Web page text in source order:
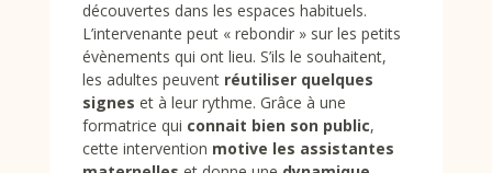
découvertes dans les espaces habituels.
L’intervenante peut « rebondir » sur les petits
évènements qui ont lieu. S’ils le souhaitent,
les adultes peuvent réutiliser quelques
signes et à leur rythme. Grâce à une
formatrice qui connait bien son public,
cette intervention motive les assistantes